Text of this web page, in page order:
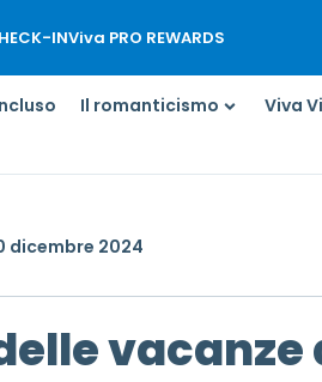
INViva PRO REWARDS
Il romanticismo Viva
dicembre 2024